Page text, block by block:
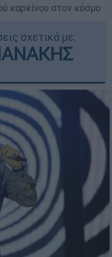
καρκίνου στον κόσμο
σχετικά με: